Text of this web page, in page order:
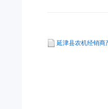
延津县农机经销商